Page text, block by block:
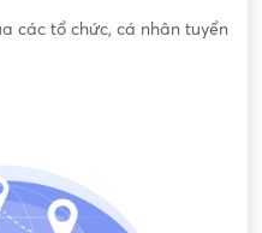
các tổ chức, cá nhân tuyển